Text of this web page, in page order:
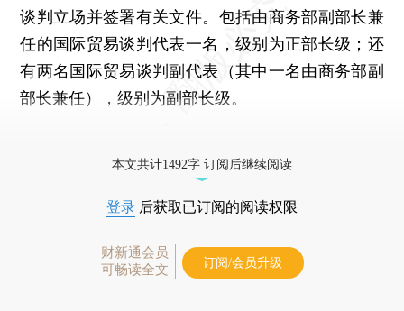
谈判立场并签署有关文件。包括由商务部副部长兼
任的国际贸易谈判代表一名，级别为正部长级；还
有两名国际贸易谈判副代表（其中一名由商务部副
部长兼任），级别为副部长级。
本文共计1492字 订阅后继续阅读
登录 后获取已订阅的阅读权限
财新通会员
可畅读全文
订阅/会员升级